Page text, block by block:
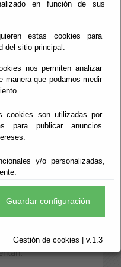
en función de sus
estas cookies para
del sitio principal.
nos permiten analizar
manera que podamos medir
cookies son utilizadas por
para publicar anuncios
y/o personalizadas,
Guardar configuración
Gestión de cookies | v.1.3
a las mujeres
y a sus hijos/as.
la situación de
multidisciplinar de la